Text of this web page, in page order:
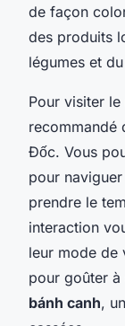
de façon
des produits
légumes et
Pour visiter
recommandé
Đốc. Vous
pour
prendre le
interaction
leur mode de
pour goûter
bánh canh,